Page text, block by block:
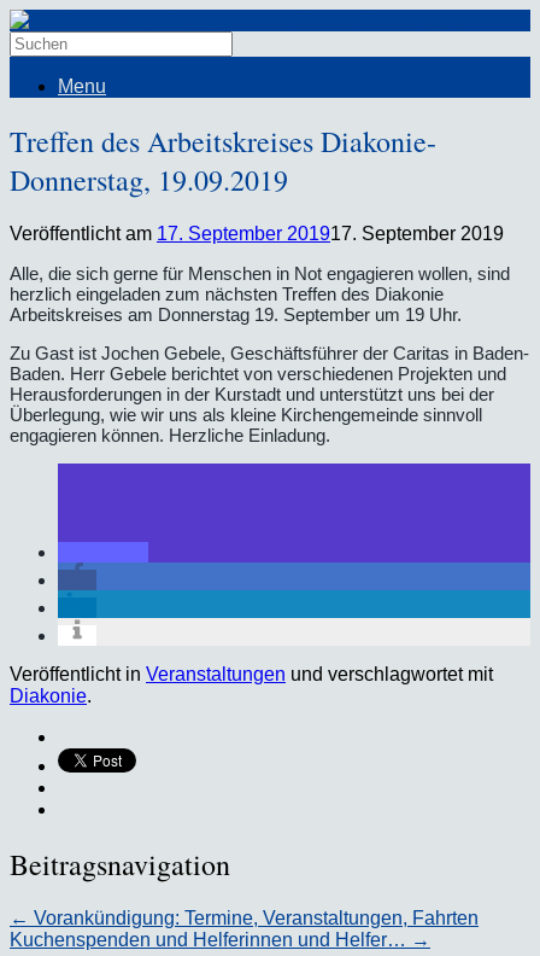
Menu
Treffen des Arbeitskreises Diakonie-
Donnerstag, 19.09.2019
Veröffentlicht am 17. September 201917. September 2019
Alle, die sich gerne für Menschen in Not engagieren wollen, sind
herzlich eingeladen zum nächsten Treffen des Diakonie
Arbeitskreises am Donnerstag 19. September um 19 Uhr.
Zu Gast ist Jochen Gebele, Geschäftsführer der Caritas in Baden-
Baden. Herr Gebele berichtet von verschiedenen Projekten und
Herausforderungen in der Kurstadt und unterstützt uns bei der
Überlegung, wie wir uns als kleine Kirchengemeinde sinnvoll
engagieren können. Herzliche Einladung.
Veröffentlicht in Veranstaltungen und verschlagwortet mit
Diakonie.
Beitragsnavigation
← Vorankündigung: Termine, Veranstaltungen, Fahrten
Kuchenspenden und Helferinnen und Helfer… →